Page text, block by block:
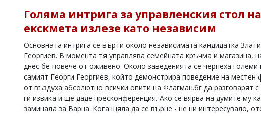
Коментарите
статиите
въвеждат
читателите
отговорност
Голяма интрига за управленския стол
екскмета излезе като независим
Основната интрига се върти около независимата кандидатка
Георгиев. В момента тя управлява семейната кръчма и магазина,
днес бе повече от оживено. Около заведенията се черпеха
самият Георги Георгиев, който демонстрира поведение на
от въздуха абсолютно всички опити на Флагман.бг да разговарят
ги извика и ще даде пресконференция. Ако се вярва на думите му
заминала за Варна. Кога щяла да се върне - не ни интересувало,